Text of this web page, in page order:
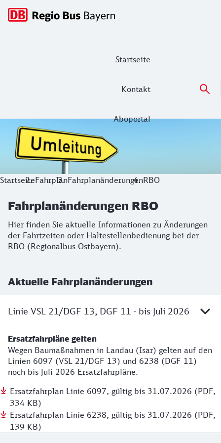
Startseite
Kontakt
Aboportal
Hauptnavigation
Fahrplanänderungen RBO
Hier finden Sie aktuelle Informationen zu Änderungen
StartseiteFahrplanFahrplanänderungenRBO
Fahrplanänderungen RBO
Hier finden Sie aktuelle Informationen zu Änderungen
der Fahrtzeiten oder Haltestellenbedienung bei der
RBO (Regionalbus Ostbayern).
Aktuelle Fahrplanänderungen
Linie VSL 21/DGF 13, DGF 11 - bis Juli 2026
Ersatzfahrpläne gelten
Wegen Baumaßnahmen in Landau (Isar) gelten auf den
Linien 6097 (VSL 21/DGF 13) und 6238 (DGF 11)
noch bis Juli 2026 Ersatzfahrpläne.
Ersatzfahrplan Linie 6097, gültig bis 31.07.2026 (PDF,
334 KB)
Ersatzfahrplan Linie 6238, gültig bis 31.07.2026 (PDF,
139 KB)